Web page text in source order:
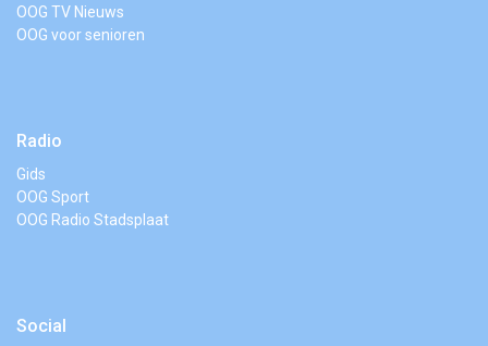
OOG TV Nieuws
OOG voor senioren
Radio
Gids
OOG Sport
OOG Radio Stadsplaat
Social